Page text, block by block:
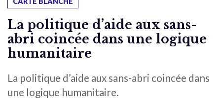
La politique d’aide aux sans-
abri coincée dans une logique
humanitaire
La politique d’aide aux sans-abri coincée dans
une logique humanitaire.